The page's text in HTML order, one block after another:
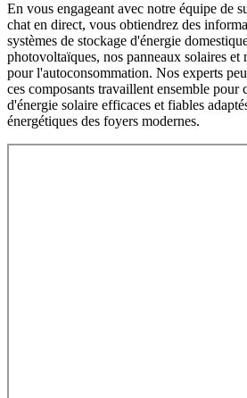
En vous engageant avec notre équipe de
chat en direct, vous obtiendrez des
systèmes de stockage d'énergie
photovoltaïques, nos panneaux solaires et
pour l'autoconsommation. Nos experts
ces composants travaillent ensemble pour
d'énergie solaire efficaces et fiables
énergétiques des foyers modernes.